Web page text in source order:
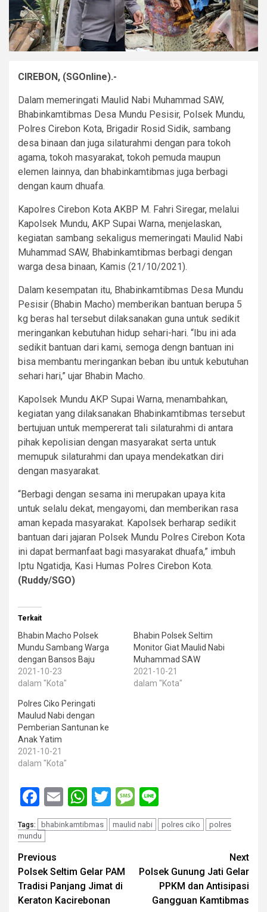
CIREBON, (SGOnline).-
Dalam memeringati Maulid Nabi Muhammad SAW,
Bhabinkamtibmas Desa Mundu Pesisir, Polsek Mundu,
Polres Cirebon Kota, Brigadir Rosid Sidik, sambang
desa binaan dan juga silaturahmi dengan para tokoh
agama, tokoh masyarakat, tokoh pemuda maupun
elemen lainnya, dan bhabinkamtibmas juga berbagi
dengan kaum dhuafa.
Kapolres Cirebon Kota AKBP M. Fahri Siregar, melalui
Kapolsek Mundu, AKP Supai Warna, menjelaskan,
kegiatan sambang sekaligus memeringati Maulid Nabi
Muhammad SAW, Bhabinkamtibmas berbagi dengan
warga desa binaan, Kamis (21/10/2021).
Dalam kesempatan itu, Bhabinkamtibmas Desa Mundu
Pesisir (Bhabin Macho) memberikan bantuan berupa 5
kg beras hal tersebut dilaksanakan guna untuk sedikit
meringankan kebutuhan hidup sehari-hari. “Ibu ini ada
sedikit bantuan dari kami, semoga dengn bantuan ini
bisa membantu meringankan beban ibu untuk kebutuhan
sehari hari,” ujar Bhabin Macho.
Kapolsek Mundu AKP Supai Warna, menambahkan,
kegiatan yang dilaksanakan Bhabinkamtibmas tersebut
bertujuan untuk mempererat tali silaturahmi di antara
pihak kepolisian dengan masyarakat serta untuk
memupuk silaturahmi dan upaya mendekatkan diri
dengan masyarakat.
“Berbagi dengan sesama ini merupakan upaya kita
untuk selalu dekat, mengayomi, dan memberikan rasa
aman kepada masyarakat. Kapolsek berharap sedikit
bantuan dari jajaran Polsek Mundu Polres Cirebon Kota
ini dapat bermanfaat bagi masyarakat dhuafa,” imbuh
Iptu Ngatidja, Kasi Humas Polres Cirebon Kota.
(Ruddy/SGO)
Terkait
Bhabin Macho Polsek
Mundu Sambang Warga
dengan Bansos Baju
2021-10-23
dalam "Kota"
Bhabin Polsek Seltim
Monitor Giat Maulid Nabi
Muhammad SAW
2021-10-21
dalam "Kota"
Polres Ciko Peringati
Maulud Nabi dengan
Pemberian Santunan ke
Anak Yatim
2021-10-21
dalam "Kota"
Facebook
EmailWhatsApp
TwitterMessage
Tags: bhabinkamtibmas maulid nabi polres ciko
polres
mundu
Post
navigation
Previous
Polsek Seltim Gelar PAM
Tradisi Panjang Jimat di
Keraton Kacirebonan
Next
Polsek Gunung Jati Gelar
PPKM dan Antisipasi
Gangguan Kamtibmas